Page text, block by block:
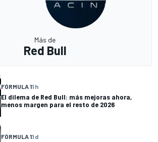
Más de
Red Bull
FÓRMULA 11 h
El dilema de Red Bull: más mejoras ahora,
menos margen para el resto de 2026
FÓRMULA 11 d